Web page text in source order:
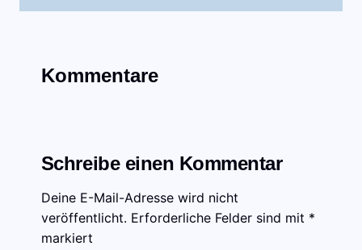
Kommentare
Schreibe einen Kommentar
Deine E-Mail-Adresse wird nicht
veröffentlicht. Erforderliche Felder sind mit *
markiert